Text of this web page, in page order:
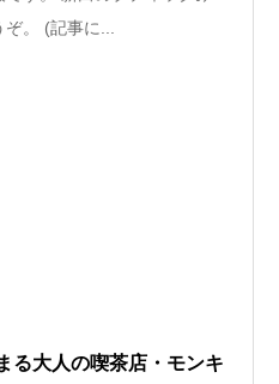
。 (記事に...
る大人の喫茶店・モンキ